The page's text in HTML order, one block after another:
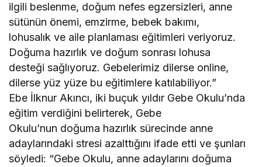
ilgili beslenme, doğum nefes egzersizleri, anne
sütünün önemi, emzirme, bebek bakımı,
lohusalık ve aile planlaması eğitimleri veriyoruz.
Doğuma hazırlık ve doğum sonrası lohusa
desteği sağlıyoruz. Gebelerimiz dilerse online,
dilerse yüz yüze bu eğitimlere katılabiliyor.”
Ebe İlknur Akıncı, iki buçuk yıldır Gebe Okulu’nda
eğitim verdiğini belirterek, Gebe
Okulu’nun doğuma hazırlık sürecinde anne
adaylarındaki stresi azalttığını ifade etti ve şunları
söyledi: “Gebe Okulu, anne adaylarını doğuma